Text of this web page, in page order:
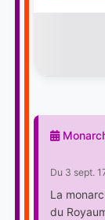
Du 3 sept.
La
du